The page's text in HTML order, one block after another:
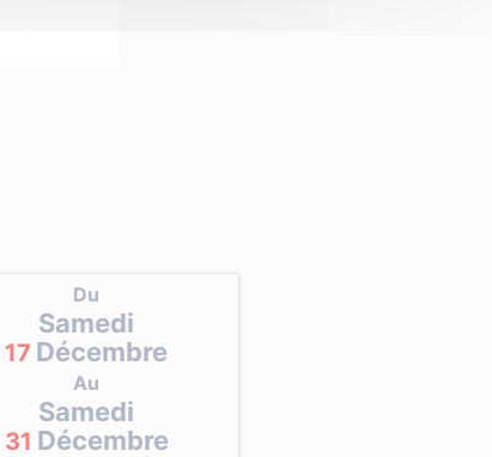
Du
Samedi
17 Décembre
Au
Samedi
31 Décembre